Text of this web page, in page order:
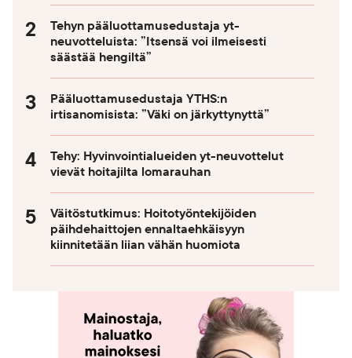
Tehyn pääluottamusedustaja yt-
neuvotteluista: ”Itsensä voi ilmeisesti
säästää hengiltä”
Pääluottamusedustaja YTHS:n
irtisanomisista: ”Väki on järkyttynyttä”
Tehy: Hyvinvointialueiden yt-neuvottelut
vievät hoitajilta lomarauhan
Väitöstutkimus: Hoitotyöntekijöiden
päihdehaittojen ennaltaehkäisyyn
kiinnitetään liian vähän huomiota